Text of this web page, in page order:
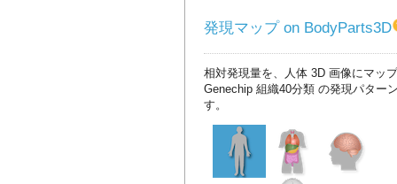
発現マップ on BodyParts3D
相対発現量を、人体 3D 画像にマッ
Genechip 組織40分類 の発現パター
す。